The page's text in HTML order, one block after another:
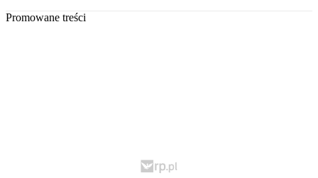
Promowane treści